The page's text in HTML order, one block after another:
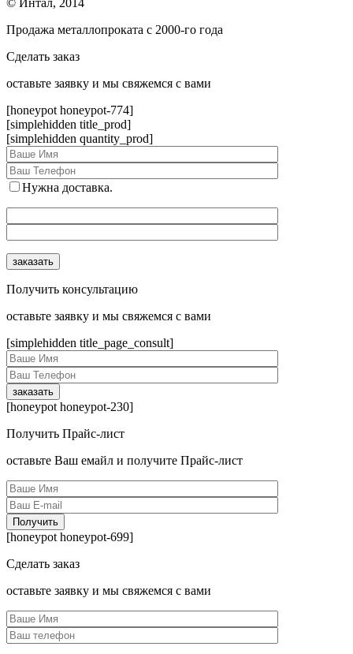
© Интал, 2014
Продажа металлопроката с 2000-го года
Сделать заказ
оcтавьте заявку и мы свяжемся с вами
[honeypot honeypot-774]
[simplehidden title_prod]
[simplehidden quantity_prod]
Нужна доставка.
Получить консультацию
оcтавьте заявку и мы свяжемся с вами
[simplehidden title_page_consult]
[honeypot honeypot-230]
Получить Прайс-лист
оcтавьте Ваш емайл и получите Прайс-лист
[honeypot honeypot-699]
Сделать заказ
оcтавьте заявку и мы свяжемся с вами